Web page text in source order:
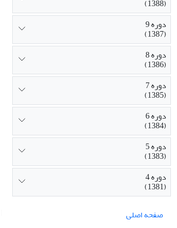
(1388)
دوره 9
(1387)
دوره 8
(1386)
دوره 7
(1385)
دوره 6
(1384)
دوره 5
(1383)
دوره 4
(1381)
صفحه اصلی